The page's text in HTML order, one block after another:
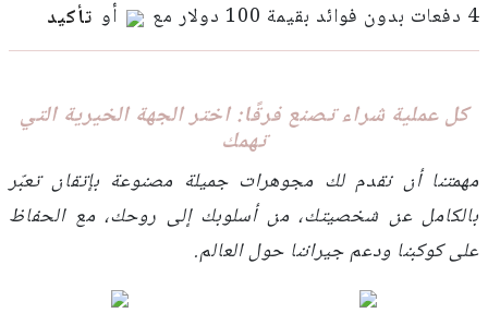
4 دفعات بدون فوائد بقيمة 100 دولار مع أو تأكيد
كل عملية شراء تصنع فرقًا: اختر الجهة الخيرية التي
تهمك
مهمتنا أن نقدم لك مجوهرات جميلة مصنوعة بإتقان تعبّر
بالكامل عن شخصيتك، من أسلوبك إلى روحك، مع الحفاظ
على كوكبنا ودعم جيراننا حول العالم.